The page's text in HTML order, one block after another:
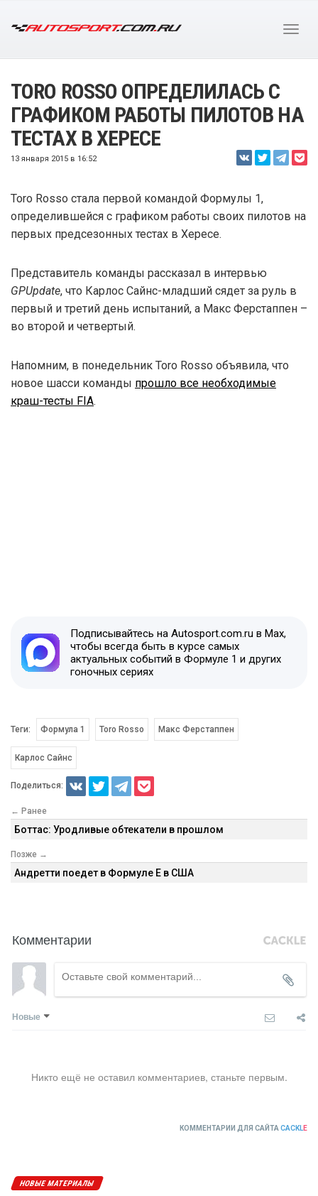
TORO ROSSO ОПРЕДЕЛИЛАСЬ С
ГРАФИКОМ РАБОТЫ ПИЛОТОВ НА
ТЕСТАХ В ХЕРЕСЕ
13 января 2015 в 16:52
Toro Rosso стала первой командой Формулы 1,
определившейся с графиком работы своих пилотов на
первых предсезонных тестах в Хересе.
Представитель команды рассказал в интервью
GPUpdate, что Карлос Сайнс-младший сядет за руль в
первый и третий день испытаний, а Макс Ферстаппен –
во второй и четвертый.
Напомним, в понедельник Toro Rosso объявила, что
новое шасси команды прошло все необходимые
краш-тесты FIA.
Подписывайтесь на Autosport.com.ru в Max,
чтобы всегда быть в курсе самых
актуальных событий в Формуле 1 и других
гоночных сериях
Теги: Формула 1 Toro Rosso Макс Ферстаппен
Карлос Сайнс
Поделиться:
← Ранее
Боттас: Уродливые обтекатели в прошлом
Позже →
Андретти поедет в Формуле E в США
Комментарии
Новые
Никто ещё не оставил комментариев, станьте первым.
КОММЕНТАРИИ ДЛЯ САЙТА CACKLE
НОВЫЕ МАТЕРИАЛЫ